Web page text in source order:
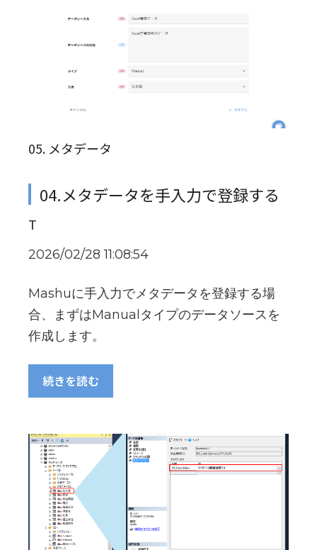
05. メタデータ
04.メタデータを手入力で登録する
T
2026/02/28 11:08:54
Mashuに手入力でメタデータを登録する場
合、まずはManualタイプのデータソースを
作成します。
続きを読む